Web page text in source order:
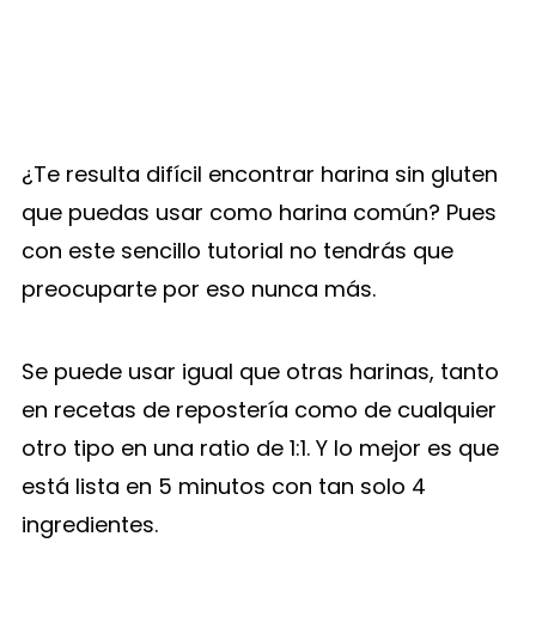
¿Te resulta difícil encontrar harina sin gluten
que puedas usar como harina común? Pues
con este sencillo tutorial no tendrás que
preocuparte por eso nunca más.
Se puede usar igual que otras harinas, tanto
en recetas de repostería como de cualquier
otro tipo en una ratio de 1:1. Y lo mejor es que
está lista en 5 minutos con tan solo 4
ingredientes.